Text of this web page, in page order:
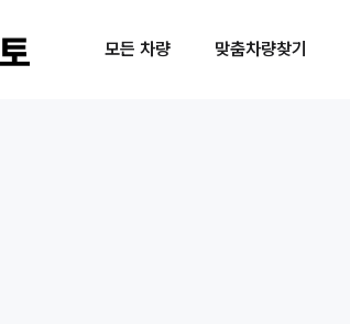
모든 차량 맞춤차량찾기